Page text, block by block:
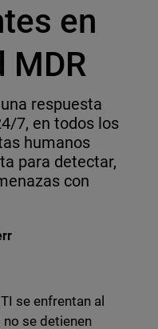
en
MDR
respuesta
7, en todos los
humanos
para detectar,
con
Reddit
se enfrentan al
se detienen